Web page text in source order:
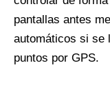
pantallas antes
automáticos si se
puntos por GPS.